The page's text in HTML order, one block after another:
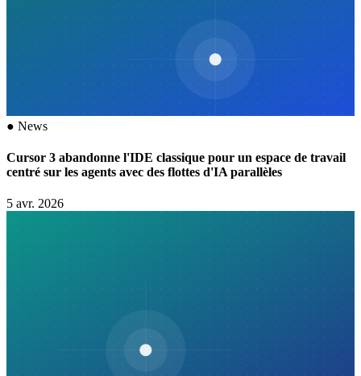
● News
Cursor 3 abandonne l'IDE classique pour un espace de travail
centré sur les agents avec des flottes d'IA parallèles
5 avr. 2026